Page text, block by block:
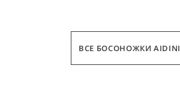
ВСЕ БОСОНОЖКИ AIDINI